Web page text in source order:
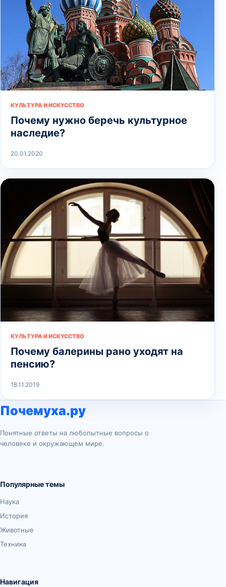
КУЛЬТУРА И ИСКУССТВО
Почему нужно беречь культурное
наследие?
20.01.2020
КУЛЬТУРА И ИСКУССТВО
Почему балерины рано уходят на
пенсию?
18.11.2019
Почемуха.ру
Понятные ответы на любопытные вопросы о
человеке и окружающем мире.
Популярные темы
Наука
История
Животные
Техника
Навигация